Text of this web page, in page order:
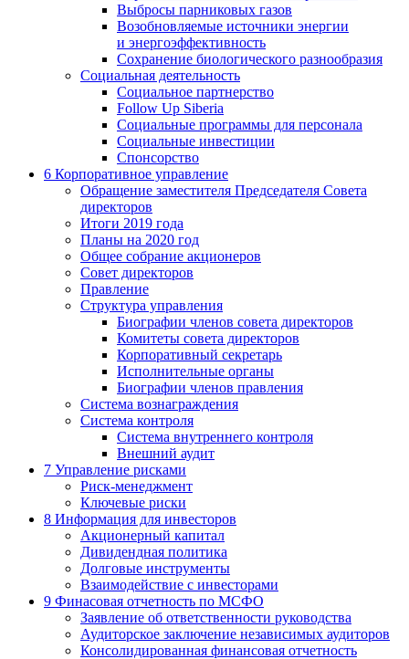
Выбросы парниковых газов
Возобновляемые источники энергии
и энергоэффективность
Сохранение биологического разнообразия
Социальная деятельность
Социальное партнерство
Follow Up Siberia
Социальные программы для персонала
Социальные инвестиции
Спонсорство
6 Корпоративное управление
Обращение заместителя Председателя Совета
директоров
Итоги 2019 года
Планы на 2020 год
Общее собрание акционеров
Совет директоров
Правление
Структура управления
Биографии членов совета директоров
Комитеты совета директоров
Корпоративный секретарь
Исполнительные органы
Биографии членов правления
Система вознаграждения
Система контроля
Система внутреннего контроля
Внешний аудит
7 Управление рисками
Риск-менеджмент
Ключевые риски
8 Информация для инвесторов
Акционерный капитал
Дивидендная политика
Долговые инструменты
Взаимодействие с инвеcторами
9 Финасовая отчетность по МСФО
Заявление об ответственности руководства
Аудиторское заключение независимых аудиторов
Консолидированная финансовая отчетность